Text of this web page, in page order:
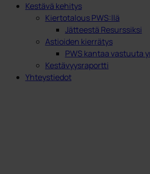
Kestävä kehitys
Kiertotalous PWS:llä
Jätteestä Resurssiksi
Astioiden kierrätys
PWS kantaa vastuuta
Kestävyysraportti
Yhteystiedot